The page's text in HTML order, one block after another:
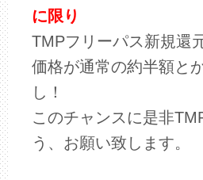
に限り
TMPフリーパス新規還
価格が通常の約半額と
し！
このチャンスに是非
う、お願い致します。